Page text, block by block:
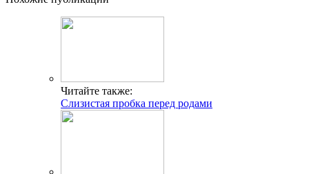
Читайте также:
Слизистая пробка перед родами